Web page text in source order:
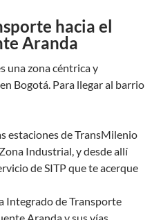
hacia el
Aranda
una zona céntrica y
Bogotá. Para llegar al barrio
estaciones de TransMilenio
Industrial, y desde allí
de SITP que te acerque
Integrado de Transporte